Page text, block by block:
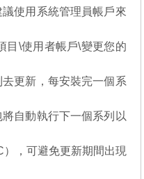
使用系統管理員帳戶來
目\使用者帳戶\變更您的
更新，每安裝完一個系
自動執行下一個系列以
，可避免更新期間出現